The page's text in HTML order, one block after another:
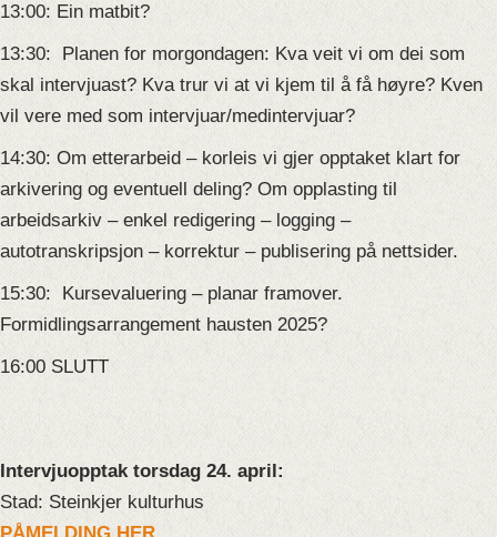
13:00: Ein matbit?
13:30: Planen for morgondagen: Kva veit vi om dei som
skal intervjuast? Kva trur vi at vi kjem til å få høyre? Kven
vil vere med som intervjuar/medintervjuar?
14:30: Om etterarbeid – korleis vi gjer opptaket klart for
arkivering og eventuell deling? Om opplasting til
arbeidsarkiv – enkel redigering – logging –
autotranskripsjon – korrektur – publisering på nettsider.
15:30: Kursevaluering – planar framover.
Formidlingsarrangement hausten 2025?
16:00 SLUTT
Intervjuopptak torsdag 24. april:
Stad: Steinkjer kulturhus